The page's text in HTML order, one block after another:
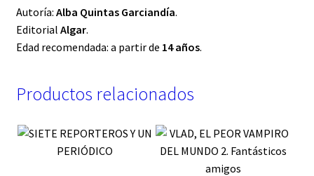
Autoría: Alba Quintas Garciandía.
Editorial Algar.
Edad recomendada: a partir de 14 años.
Productos relacionados